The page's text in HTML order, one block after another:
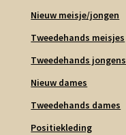
Nieuw meisje/jongen
Tweedehands meisjes
Tweedehands jongens
Nieuw dames
Tweedehands dames
Positiekleding